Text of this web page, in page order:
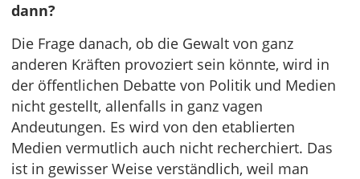
dann?
Die Frage danach, ob die Gewalt von ganz
anderen Kräften provoziert sein könnte, wird in
der öffentlichen Debatte von Politik und Medien
nicht gestellt, allenfalls in ganz vagen
Andeutungen. Es wird von den etablierten
Medien vermutlich auch nicht recherchiert. Das
ist in gewisser Weise verständlich, weil man